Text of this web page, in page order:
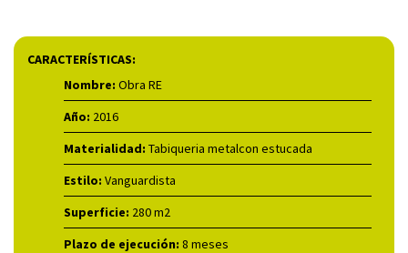
CARACTERÍSTICAS:
Nombre: Obra RE
Año: 2016
Materialidad: Tabiqueria metalcon estucada
Estilo: Vanguardista
Superficie: 280 m2
Plazo de ejecución: 8 meses